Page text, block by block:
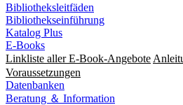
Bibliotheksleitfäden
Bibliothekseinführung
Katalog Plus
E-Books
Linkliste aller E-Book-Angebote
Voraussetzungen
Datenbanken
Beratung ＆ Information